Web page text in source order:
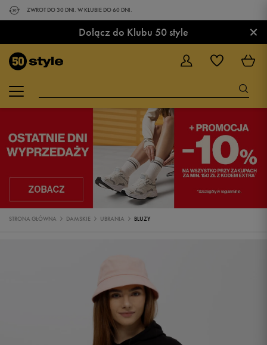
ZWROT DO 30 DNI. W KLUBIE DO 60 DNI.
Dołącz do Klubu 50 style ×
STRONA GŁÓWNA DAMSKIE UBRANIA BLUZY